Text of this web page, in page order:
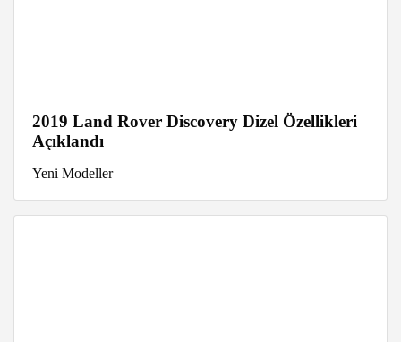
2019 Land Rover Discovery Dizel Özellikleri
Açıklandı
Yeni Modeller